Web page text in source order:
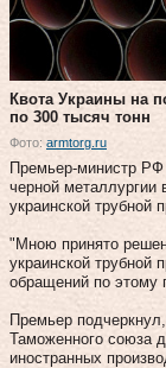
Квота Украины на
по 300 тысяч тонн
Фото: armtorg.ru
Премьер-министр
черной
украинской трубной
"Мною принято
украинской трубной
обращений по этому
Премьер
Таможенного союза
иностранных